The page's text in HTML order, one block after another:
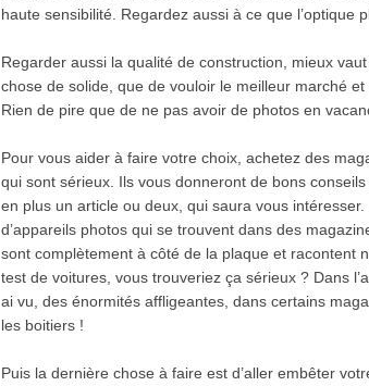
haute sensibilité. Regardez aussi à ce que l’optique
Regarder aussi la qualité de construction, mieux
chose de solide, que de vouloir le meilleur marché
Rien de pire que de ne pas avoir de photos en
Pour vous aider à faire votre choix, achetez des
qui sont sérieux. Ils vous donneront de bons
en plus un article ou deux, qui saura vous
d’appareils photos qui se trouvent dans des
sont complètement à côté de la plaque et racontent
test de voitures, vous trouveriez ça sérieux ? Dans
ai vu, des énormités affligeantes, dans certains
les boitiers !
Puis la dernière chose à faire est d’aller embêter